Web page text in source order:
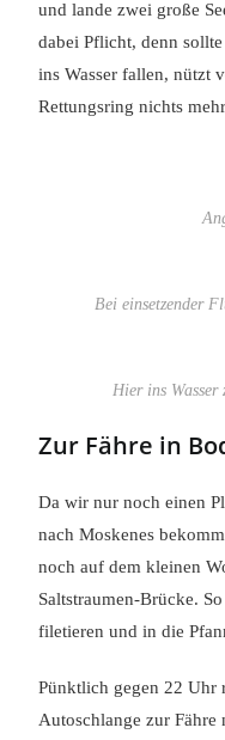
und lande zwei große
dabei Pflicht, denn
ins Wasser fallen, nützt
Rettungsring nichts
Bei einsetzender
Hier ins Wasser
Zur Fähre in
Da wir nur noch einen
nach Moskenes
noch auf dem kleinen
Saltstraumen-Brücke.
filetieren und in die
Pünktlich gegen 22 Uhr
Autoschlange zur